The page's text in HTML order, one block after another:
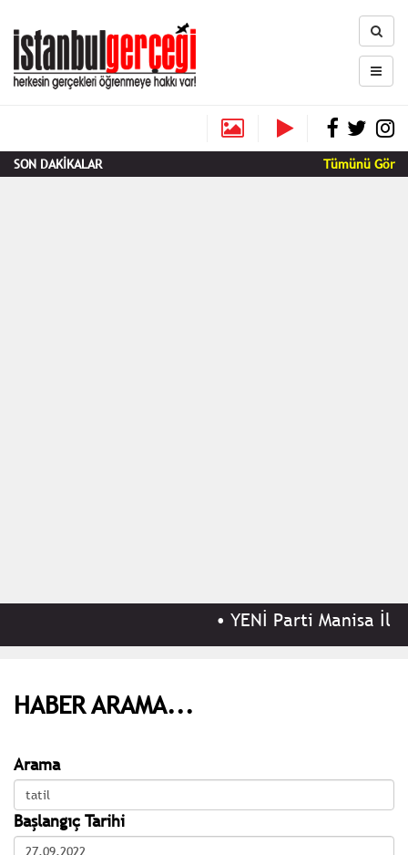
SON DAKİKALAR Tümünü Gör
•YENİ Parti Manisa İl
HABER ARAMA...
Arama
Başlangıç Tarihi